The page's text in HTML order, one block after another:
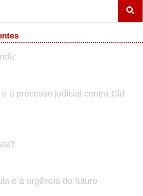
o processo judicial contra Cid
e a urgência do futuro